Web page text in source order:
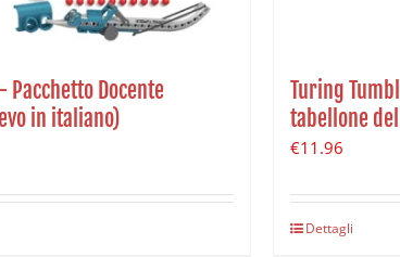
Pacchetto Docente
in italiano)
Turing
tabellone
€11.96
Dettagli